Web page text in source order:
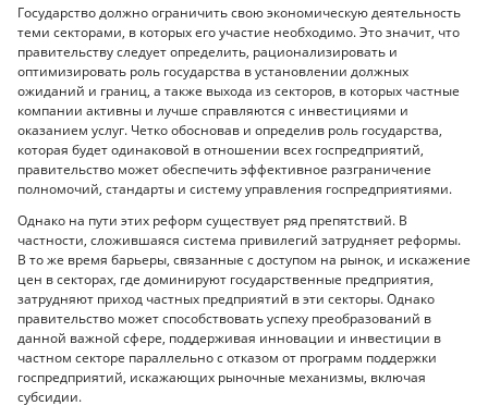
Государство должно ограничить свою экономическую деятельность
теми секторами, в которых его участие необходимо. Это значит, что
правительству следует определить, рационализировать и
оптимизировать роль государства в установлении должных
ожиданий и границ, а также выхода из секторов, в которых частные
компании активны и лучше справляются с инвестициями и
оказанием услуг. Четко обосновав и определив роль государства,
которая будет одинаковой в отношении всех госпредприятий,
правительство может обеспечить эффективное разграничение
полномочий, стандарты и систему управления госпредприятиями.
Однако на пути этих реформ существует ряд препятствий. В
частности, сложившаяся система привилегий затрудняет реформы.
В то же время барьеры, связанные с доступом на рынок, и искажение
цен в секторах, где доминируют государственные предприятия,
затрудняют приход частных предприятий в эти секторы. Однако
правительство может способствовать успеху преобразований в
данной важной сфере, поддерживая инновации и инвестиции в
частном секторе параллельно с отказом от программ поддержки
госпредприятий, искажающих рыночные механизмы, включая
субсидии.